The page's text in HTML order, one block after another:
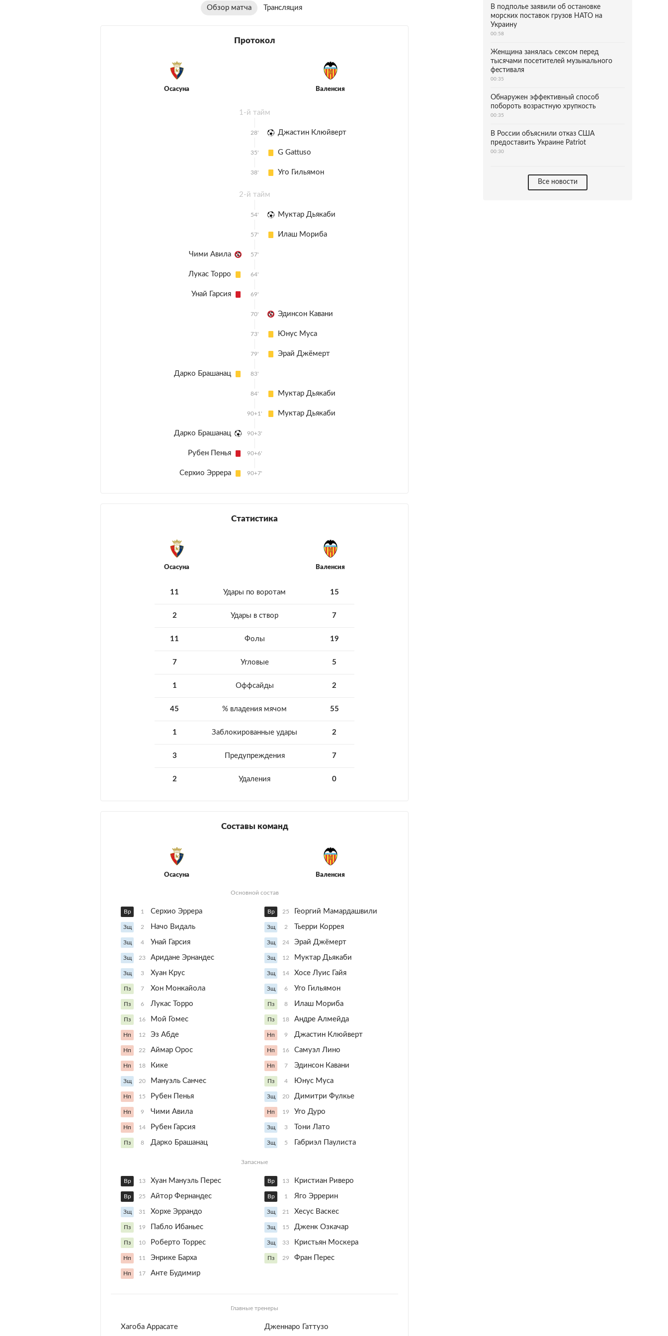
Обзор матча Трансляция
Протокол
Осасуна Валенсия
1-й тайм
Джастин Клюйверт
28'
G Gattuso
35'
Уго Гильямон
38'
2-й тайм
Муктар Дьякаби
54'
Илаш Мориба
57'
Чими Авила 57'
Лукас Торро 64'
Унай Гарсия 69'
Эдинсон Кавани
70'
Юнус Муса
73'
Эрай Джёмерт
79'
Дарко Брашанац 83'
Муктар Дьякаби
84'
Муктар Дьякаби
90+1'
Дарко Брашанац 90+3'
Рубен Пенья 90+6'
Серхио Эррера 90+7'
Статистика
Осасуна Валенсия
11 Удары по воротам 15
2 Удары в створ 7
11 Фолы 19
7 Угловые 5
1 Оффсайды 2
45 % владения мячом 55
1 Заблокированные удары 2
3 Предупреждения 7
2 Удаления 0
Составы команд
Осасуна Валенсия
Основной состав
Вр 1 Серхио Эррера
Зщ 2 Начо Видаль
Зщ 4 Унай Гарсия
Зщ 23 Аридане Эрнандес
Зщ 3 Хуан Крус
Пз 7 Хон Монкайола
Пз 6 Лукас Торро
Пз 16 Мой Гомес
Нп 12 Эз Абде
Нп 22 Аймар Орос
Нп 18 Кике
Зщ 20 Мануэль Санчес
Нп 15 Рубен Пенья
Нп 9 Чими Авила
Нп 14 Рубен Гарсия
Пз 8 Дарко Брашанац
Вр 25 Георгий Мамардашвили
Зщ 2 Тьерри Коррея
Зщ 24 Эрай Джёмерт
Зщ 12 Муктар Дьякаби
Зщ 14 Хосе Луис Гайя
Зщ 6 Уго Гильямон
Пз 8 Илаш Мориба
Пз 18 Андре Алмейда
Нп 9 Джастин Клюйверт
Нп 16 Самуэл Лино
Нп 7 Эдинсон Кавани
Пз 4 Юнус Муса
Зщ 20 Димитри Фулкье
Нп 19 Уго Дуро
Зщ 3 Тони Лато
Зщ 5 Габриэл Паулиста
Запасные
Вр 13 Хуан Мануэль Перес
Вр 25 Айтор Фернандес
Зщ 31 Хорхе Эррандо
Пз 19 Пабло Ибаньес
Пз 10 Роберто Торрес
Нп 11 Энрике Барха
Нп 17 Анте Будимир
Вр 13 Кристиан Риверо
Вр 1 Яго Эррерин
Зщ 21 Хесус Васкес
Зщ 15 Дженк Озкачар
Зщ 33 Кристьян Москера
Пз 29 Фран Перес
Главные тренеры
Хагоба Аррасате Дженнаро Гаттузо
В подполье заявили об остановке
морских поставок грузов НАТО на
Украину
00:58
Женщина занялась сексом перед
тысячами посетителей музыкального
фестиваля
00:35
Обнаружен эффективный способ
побороть возрастную хрупкость
00:35
В России объяснили отказ США
предоставить Украине Patriot
00:30
Все новости